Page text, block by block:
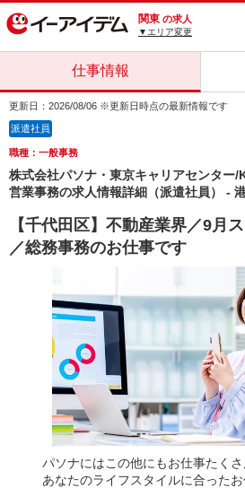
関東 の求人
▼エリア変更
仕事情報
更新日：2026/08/06 ※更新日時点の最新情報です
派遣社員
職種：一般事務
株式会社パソナ・東京キャリアセンター/
営業事務の求人情報詳細（派遣社員） -
【千代田区】不動産業界／9月
／総務事務のお仕事です
パソナにはこの他にもお仕事たく
あなたのライフスタイルに合った